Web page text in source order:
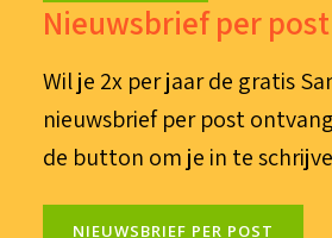
Nieuwsbrief per post
Wil je 2x per jaar de gratis
nieuwsbrief per post
de button om je in te
NIEUWSBRIEF PER POST